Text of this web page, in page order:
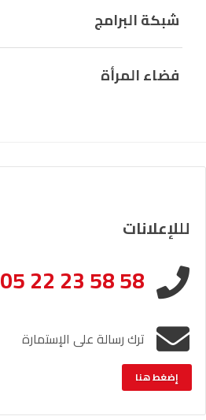
شبكة البرامج
فضاء المرأة
لللإعلانات
05 22 23 58 58
ترك رسالة على الإستمارة
إضغط هنا